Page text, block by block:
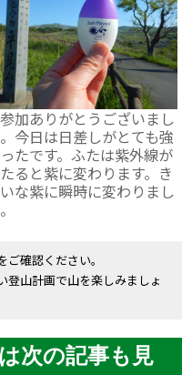
加ありがとうございまし
今日は日差しがとても強
たです。ふたは紫外線が
ると紫に変わります。き
な紫に瞬時に変わりまし
確認ください。
登山計画で山を楽しみましょ
次の記事も見